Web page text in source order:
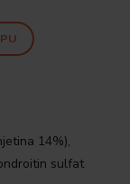
14%),
sulfat